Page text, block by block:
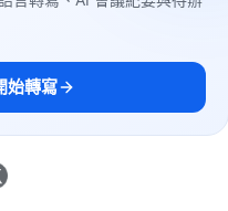
始轉寫